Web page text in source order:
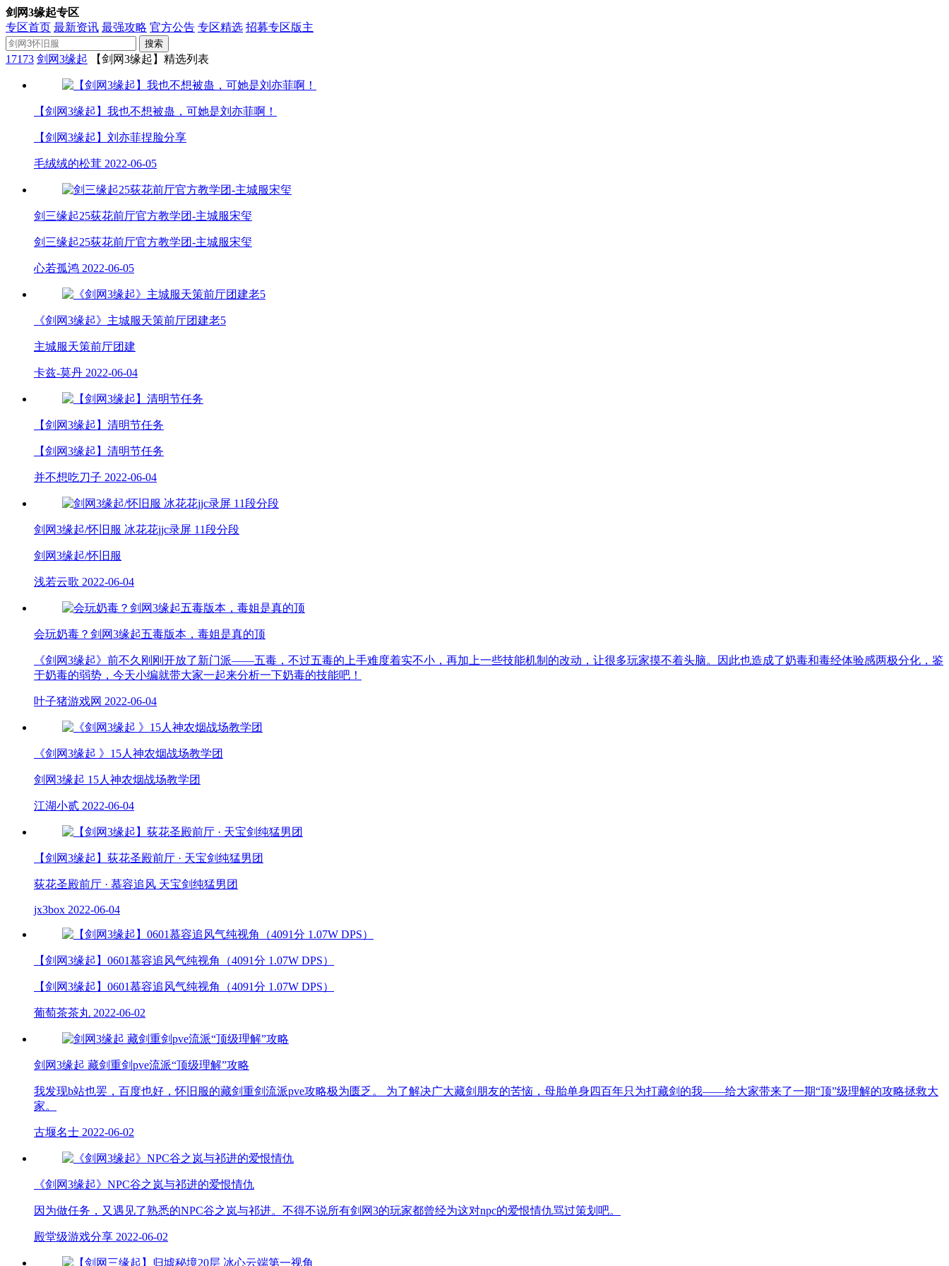
剑网3缘起专区
专区首页 最新资讯 最强攻略 官方公告 专区精选 招募专区版主
搜索
17173 剑网3缘起 【剑网3缘起】精选列表
【剑网3缘起】我也不想被蛊，可她是刘亦菲啊！
【剑网3缘起】刘亦菲捏脸分享
毛绒绒的松茸 2022-06-05
剑三缘起25荻花前厅官方教学团-主城服宋玺
剑三缘起25荻花前厅官方教学团-主城服宋玺
心若孤鸿 2022-06-05
《剑网3缘起》主城服天策前厅团建老5
主城服天策前厅团建
卡兹-莫丹 2022-06-04
【剑网3缘起】清明节任务
【剑网3缘起】清明节任务
并不想吃刀子 2022-06-04
剑网3缘起/怀旧服 冰花花jjc录屏 11段分段
剑网3缘起/怀旧服
浅若云歌 2022-06-04
会玩奶毒？剑网3缘起五毒版本，毒姐是真的顶
《剑网3缘起》前不久刚刚开放了新门派——五毒，不过五毒的上手难度着实不小，再加上一些技能机制的改动，让很多玩家摸不着头脑。因此也造成了奶毒和毒经体验感两极分化，鉴
于奶毒的弱势，今天小编就带大家一起来分析一下奶毒的技能吧！
叶子猪游戏网 2022-06-04
《剑网3缘起 》15人神农烟战场教学团
剑网3缘起 15人神农烟战场教学团
江湖小贰 2022-06-04
【剑网3缘起】荻花圣殿前厅 · 天宝剑纯猛男团
荻花圣殿前厅 · 慕容追风 天宝剑纯猛男团
jx3box 2022-06-04
【剑网3缘起】0601慕容追风气纯视角（4091分 1.07W DPS）
【剑网3缘起】0601慕容追风气纯视角（4091分 1.07W DPS）
葡萄茶茶丸 2022-06-02
剑网3缘起 藏剑重剑pve流派“顶级理解”攻略
我发现b站也罢，百度也好，怀旧服的藏剑重剑流派pve攻略极为匮乏。 为了解决广大藏剑朋友的苦恼，母胎单身四百年只为打藏剑的我——给大家带来了一期“顶”级理解的攻略拯救大
家。
古堰名士 2022-06-02
《剑网3缘起》NPC谷之岚与祁进的爱恨情仇
因为做任务，又遇见了熟悉的NPC谷之岚与祁进。不得不说所有剑网3的玩家都曾经为这对npc的爱恨情仇骂过策划吧。
殿堂级游戏分享 2022-06-02